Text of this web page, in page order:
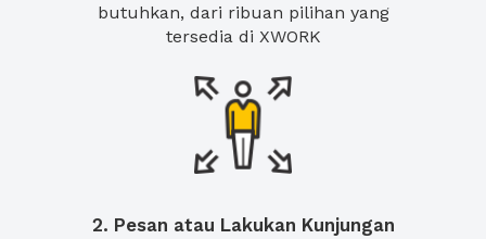
butuhkan, dari ribuan pilihan yang
tersedia di XWORK
2. Pesan atau Lakukan Kunjungan